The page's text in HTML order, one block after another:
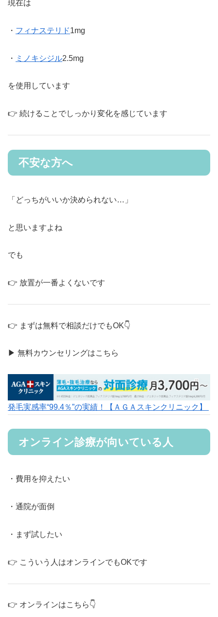
現在は
・ フィナステリド1mg
・ ミノキシジル2.5mg
を使用しています
👉 続けることでしっかり変化を感じています
不安な方へ
「どっちがいいか決められない…」
と思いますよね
でも
👉 放置が一番よくないです
👉 まずは無料で相談だけでもOK👇
▶ 無料カウンセリングはこちら
発毛実感率“99.4％”の実績！【ＡＧＡスキンクリニック】
オンライン診療が向いている人
・費用を抑えたい
・通院が面倒
・まず試したい
👉 こういう人はオンラインでもOKです
👉 オンラインはこちら👇